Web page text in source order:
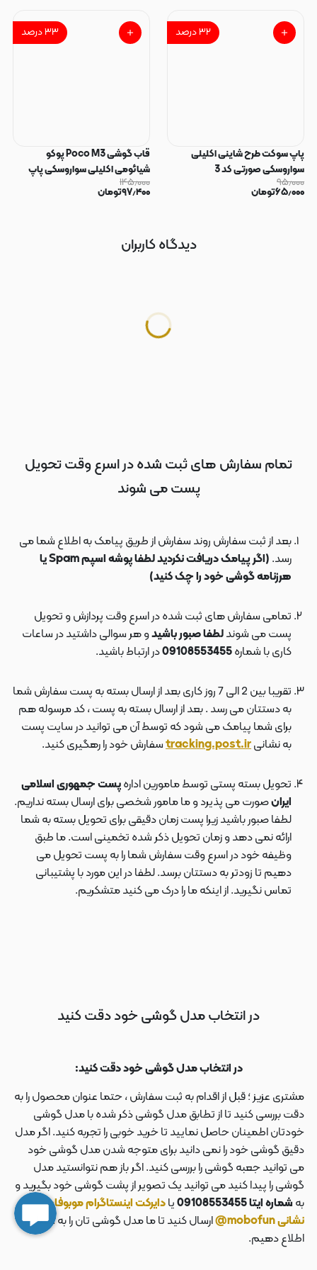
۳۲درصد
پاپ سوکت طرح شاینی اکلیلی
سواروسکی صورتی کد 3
۹۵٫۰۰۰
۶۵٫۰۰۰تومان
۳۳درصد
قاب گوشی Poco M3 پوکو
شیائومی اکلیلی سواروسکی پاپ
سوکت دار محافظ لنز دار صورتی کد
۱۴۵٫۰۰۰
۹۷٫۴۰۰تومان
دیدگاه کاربران
تمام سفارش های ثبت شده در اسرع وقت تحویل
پست می شوند
بعد از ثبت سفارش روند سفارش از طریق پیامک به اطلاع شما می
رسد.
(اگر پیامک دریافت نکردید لطفا پوشه اسپم Spam یا
هرزنامه گوشی خود را چک کنید)
تمامی سفارش های ثبت شده در اسرع وقت پردازش و تحویل
پست می شوندلطفا صبور باشیدو هر سوالی داشتید در ساعات
کاری با شماره
در ارتباط باشید.
تقریبا بین 2 الی 7 روز کاری بعد از ارسال بسته به پست سفارش شما
به دستتان می رسد . بعد از ارسال بسته به پست ، کد مرسوله هم
برای شما پیامک می شود که توسط آن می توانید در سایت پست
به نشانیtracking.post.irسفارش خود را رهگیری کنید.
تحویل بسته پستی توسط مامورین ادارهپست جمهوری اسلامی
ایرانصورت می پذیرد و ما مامور شخصی برای ارسال بسته نداریم.
لطفا صبور باشید زیرا پست زمان دقیقی برای تحویل بسته به شما
ارائه نمی دهد و زمان تحویل ذکر شده تخمینی است. ما طبق
وظیفه خود در اسرع وقت سفارش شما را به پست تحویل می
دهیم تا زودتر به دستتان برسد. لطفا در این مورد با پشتیبانی
تماس نگیرید. از اینکه ما را درک می کنید متشکریم.
در انتخاب مدل گوشی خود دقت کنید
در انتخاب مدل گوشی خود دقت کنید:
مشتری عزیز ؛ قبل از اقدام به ثبت سفارش ، حتما عنوان محصول را به
دقت بررسی کنید تا از تطابق مدل گوشی ذکر شده با مدل گوشی
خودتان اطمینان حاصل نمایید تا خرید خوبی را تجربه کنید. اگر مدل
دقیق گوشی خود را نمی دانید برای متوجه شدن مدل گوشی خود
می توانید جعبه گوشی را بررسی کنید. اگر باز هم نتوانستید مدل
گوشی را پیدا کنید می توانید یک تصویر از پشت گوشی خود بگیرید و
به شماره ایتا 09108553455 یادایرکت اینستاگرام موبوفان به
نشانی mobofun@
ارسال کنید تا ما مدل گوشی تان را به شما
اطلاع دهیم.